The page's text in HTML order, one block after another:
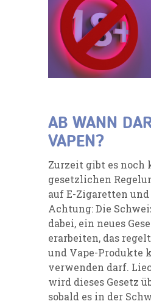
AB WANN
VAPEN?
Zurzeit gibt es noch
gesetzlichen
auf E-Zigaretten und
Achtung: Die
dabei, ein neues
erarbeiten, das
und Vape-Produkte
verwenden darf.
wird dieses Gesetz
sobald es in der